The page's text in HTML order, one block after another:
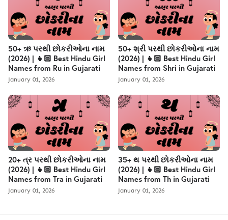
50+ ઋ પરથી છોકરીઓના નામ
(2026) | 👧🏻 Best Hindu Girl
Names from Ru in Gujarati
January 01, 2026
50+ શ્રી પરથી છોકરીઓના નામ
(2026) | 👧🏻 Best Hindu Girl
Names from Shri in Gujarati
January 01, 2026
20+ ત્ર પરથી છોકરીઓના નામ
(2026) | 👧🏻 Best Hindu Girl
Names from Tra in Gujarati
January 01, 2026
35+ થ પરથી છોકરીઓના નામ
(2026) | 👧🏻 Best Hindu Girl
Names from Th in Gujarati
January 01, 2026